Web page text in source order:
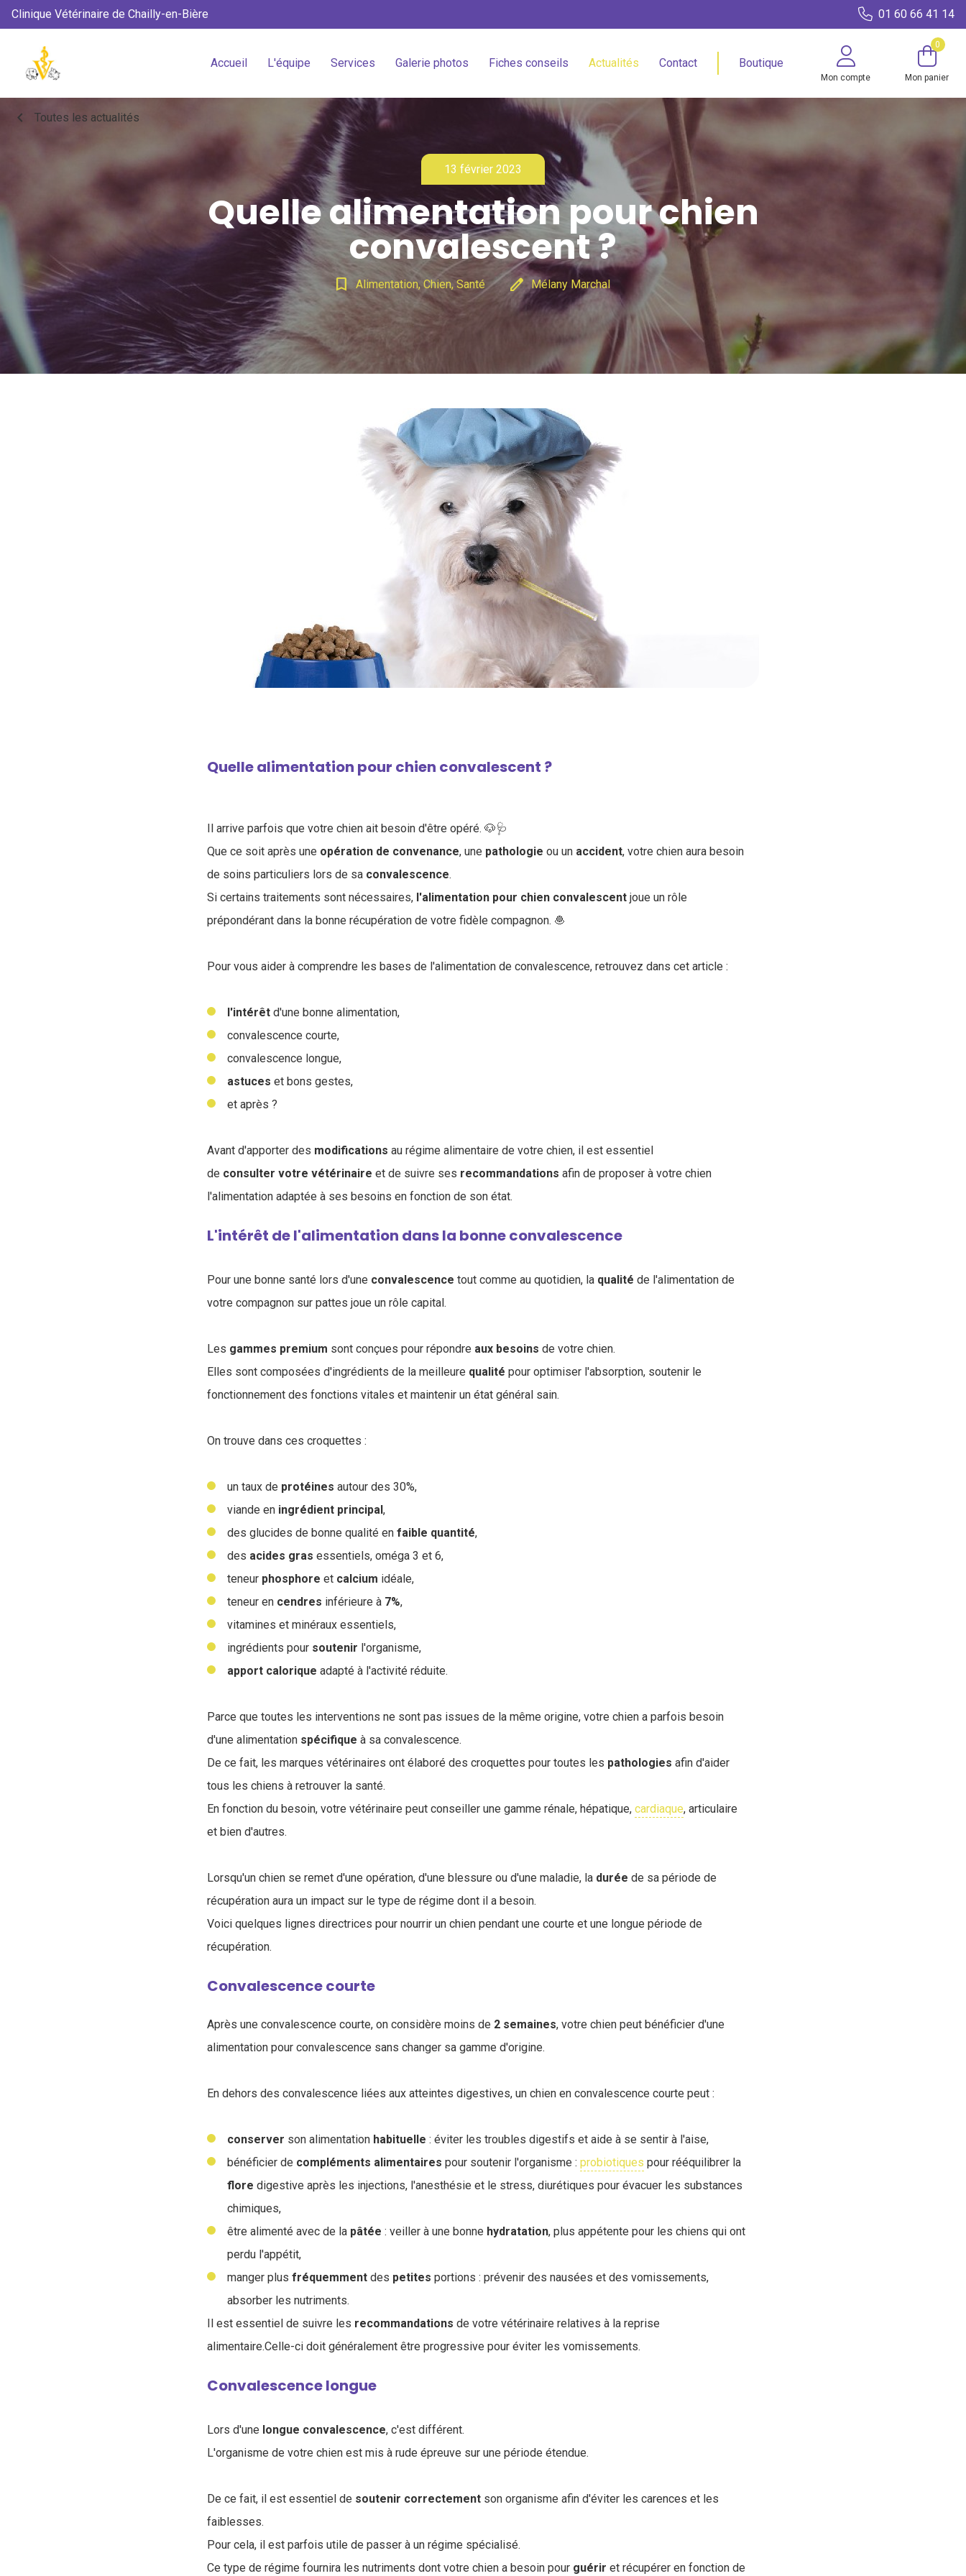
Clinique Vétérinaire de Chailly-en-Bière 01 60 66 41 14
Accueil L'équipe Services Galerie photos Fiches conseils Actualités Contact Boutique
Mon compte
0
Mon panier
chevron_left Toutes les actualités
13 février 2023
Quelle alimentation pour chien
convalescent ?
bookmark_border Alimentation, Chien, Santé edit Mélany Marchal
Quelle alimentation pour chien convalescent ?
Il arrive parfois que votre chien ait besoin d'être opéré. 🐶🩺
Que ce soit après une opération de convenance, une pathologie ou un accident, votre chien aura besoin
de soins particuliers lors de sa convalescence.
Si certains traitements sont nécessaires, l'alimentation pour chien convalescent joue un rôle
prépondérant dans la bonne récupération de votre fidèle compagnon. 🧆
Pour vous aider à comprendre les bases de l'alimentation de convalescence, retrouvez dans cet article :
l'intérêt d'une bonne alimentation,
convalescence courte,
convalescence longue,
astuces et bons gestes,
et après ?
Avant d'apporter des modifications au régime alimentaire de votre chien, il est essentiel
de consulter votre vétérinaire et de suivre ses recommandations afin de proposer à votre chien
l'alimentation adaptée à ses besoins en fonction de son état.
L'intérêt de l'alimentation dans la bonne convalescence
Pour une bonne santé lors d'une convalescence tout comme au quotidien, la qualité de l'alimentation de
votre compagnon sur pattes joue un rôle capital.
Les gammes premium sont conçues pour répondre aux besoins de votre chien.
Elles sont composées d'ingrédients de la meilleure qualité pour optimiser l'absorption, soutenir le
fonctionnement des fonctions vitales et maintenir un état général sain.
On trouve dans ces croquettes :
un taux de protéines autour des 30%,
viande en ingrédient principal,
des glucides de bonne qualité en faible quantité,
des acides gras essentiels, oméga 3 et 6,
teneur phosphore et calcium idéale,
teneur en cendres inférieure à 7%,
vitamines et minéraux essentiels,
ingrédients pour soutenir l'organisme,
apport calorique adapté à l'activité réduite.
Parce que toutes les interventions ne sont pas issues de la même origine, votre chien a parfois besoin
d'une alimentation spécifique à sa convalescence.
De ce fait, les marques vétérinaires ont élaboré des croquettes pour toutes les pathologies afin d'aider
tous les chiens à retrouver la santé.
En fonction du besoin, votre vétérinaire peut conseiller une gamme rénale, hépatique, cardiaque, articulaire
et bien d'autres.
Lorsqu'un chien se remet d'une opération, d'une blessure ou d'une maladie, la durée de sa période de
récupération aura un impact sur le type de régime dont il a besoin.
Voici quelques lignes directrices pour nourrir un chien pendant une courte et une longue période de
récupération.
Convalescence courte
Après une convalescence courte, on considère moins de 2 semaines, votre chien peut bénéficier d'une
alimentation pour convalescence sans changer sa gamme d'origine.
En dehors des convalescence liées aux atteintes digestives, un chien en convalescence courte peut :
conserver son alimentation habituelle : éviter les troubles digestifs et aide à se sentir à l'aise,
bénéficier de compléments alimentaires pour soutenir l'organisme : probiotiques pour rééquilibrer la
flore digestive après les injections, l'anesthésie et le stress, diurétiques pour évacuer les substances
chimiques,
être alimenté avec de la pâtée : veiller à une bonne hydratation, plus appétente pour les chiens qui ont
perdu l'appétit,
manger plus fréquemment des petites portions : prévenir des nausées et des vomissements,
absorber les nutriments.
Il est essentiel de suivre les recommandations de votre vétérinaire relatives à la reprise
alimentaire.Celle-ci doit généralement être progressive pour éviter les vomissements.
Convalescence longue
Lors d'une longue convalescence, c'est différent.
L'organisme de votre chien est mis à rude épreuve sur une période étendue.
De ce fait, il est essentiel de soutenir correctement son organisme afin d'éviter les carences et les
faiblesses.
Pour cela, il est parfois utile de passer à un régime spécialisé.
Ce type de régime fournira les nutriments dont votre chien a besoin pour guérir et récupérer en fonction de